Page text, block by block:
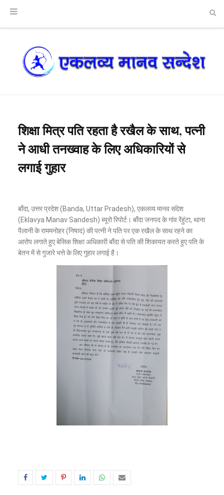
शिक्षा मित्र पति रहता है रखैल के साथ, पत्नी
ने आधी तनख्वाह के लिए अधिकारियों से
लगाई गुहार
बाँदा, उत्तर प्रदेश (Banda, Uttar Pradesh), एकलव्य मानव संदेश
(Eklavya Manav Sandesh) ब्यूरो रिपोर्ट। बाँदा जनपद के गांव रेंहुंटा, थाना
पैलानी के राममनोहर (निषाद) की पत्नी ने पति पर एक रखैल के साथ रहने का
आरोप लगाते हुए बेसिक शिक्षा अधिकारी बाँदा से पति की शिकायत करते हुए पति के
बेतन में से गुजारे भत्ते के लिए गुहार लगाई है।